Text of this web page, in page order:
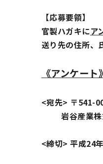
【応募要領】
官製ハガキにア
送り先の住所、
《アンケー
<宛先> 〒541-
岩谷産業株式
<締切> 平成24